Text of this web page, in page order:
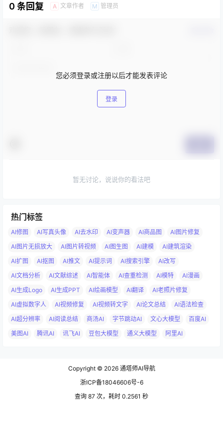
0 条回复 A 文章作者 M 管理员
您必须登录或注册以后才能发表评论
登录
暂无讨论，说说你的看法吧
热门标签
AI修图 AI写真头像 AI去水印 AI变声器 AI商品图
AI图片修复
AI图片无损放大
AI图片转视频 AI图生图 AI建模
AI建筑渲染
AI扩图
AI抠图 AI推文 AI提示词 AI搜索引擎
AI改写
AI文档分析
AI文献综述 AI智能体 AI查重检测 AI模特
AI漫画
AI生成Logo
AI生成PPT AI绘画模型 AI翻译
AI老照片修复
AI虚拟数字人
AI视频修复 AI视频转文字 AI论文总结
AI语法检查
AI超分辨率
AI阅读总结 商汤AI 字节跳动AI 文心大模型
百度AI
美图AI
腾讯AI 讯飞AI 豆包大模型 通义大模型 阿里AI
Copyright © 2026通塔师AI导航
浙ICP备18046606号-6
查询 87 次，耗时 0.2561 秒